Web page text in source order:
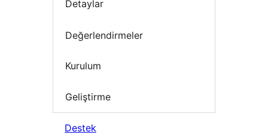
Detaylar
Değerlendirmeler
Kurulum
Geliştirme
Destek